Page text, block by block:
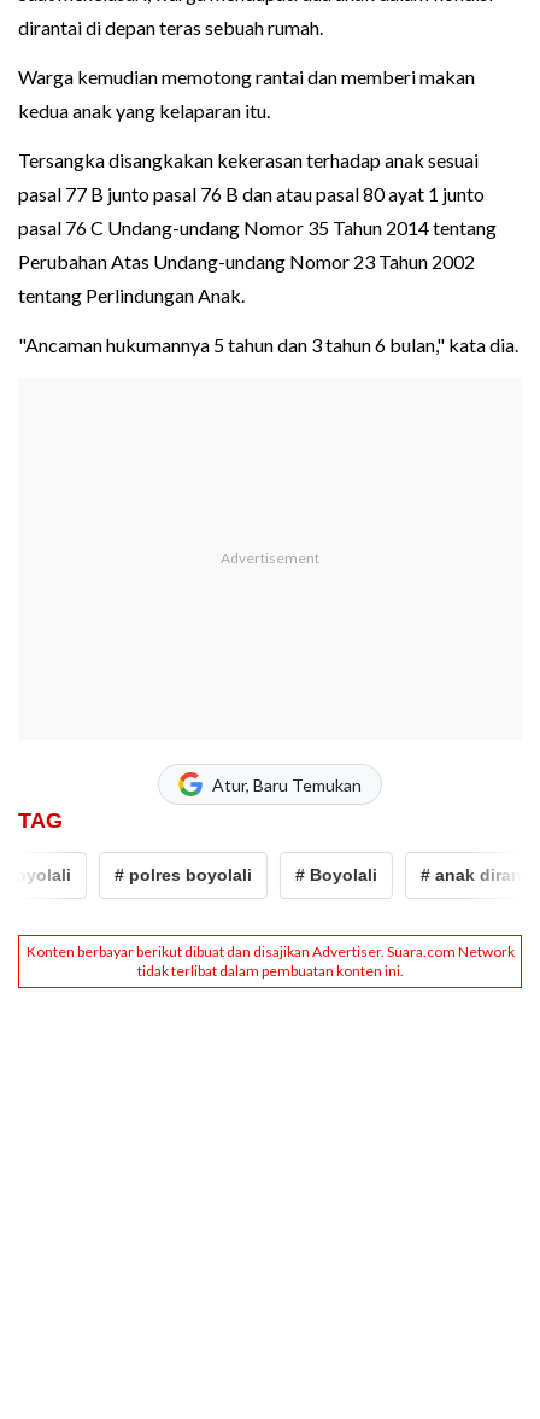
dirantai di depan teras sebuah rumah.
Warga kemudian memotong rantai dan memberi makan
kedua anak yang kelaparan itu.
Tersangka disangkakan kekerasan terhadap anak sesuai
pasal 77 B junto pasal 76 B dan atau pasal 80 ayat 1 junto
pasal 76 C Undang-undang Nomor 35 Tahun 2014 tentang
Perubahan Atas Undang-undang Nomor 23 Tahun 2002
tentang Perlindungan Anak.
"Ancaman hukumannya 5 tahun dan 3 tahun 6 bulan," kata dia.
Atur, Baru Temukan
TAG
# polres boyolali # Boyolali # anak dirantai